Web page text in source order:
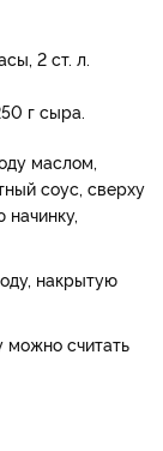
2 ст. л.
г сыра.
маслом,
соус, сверху
накрытую
можно считать